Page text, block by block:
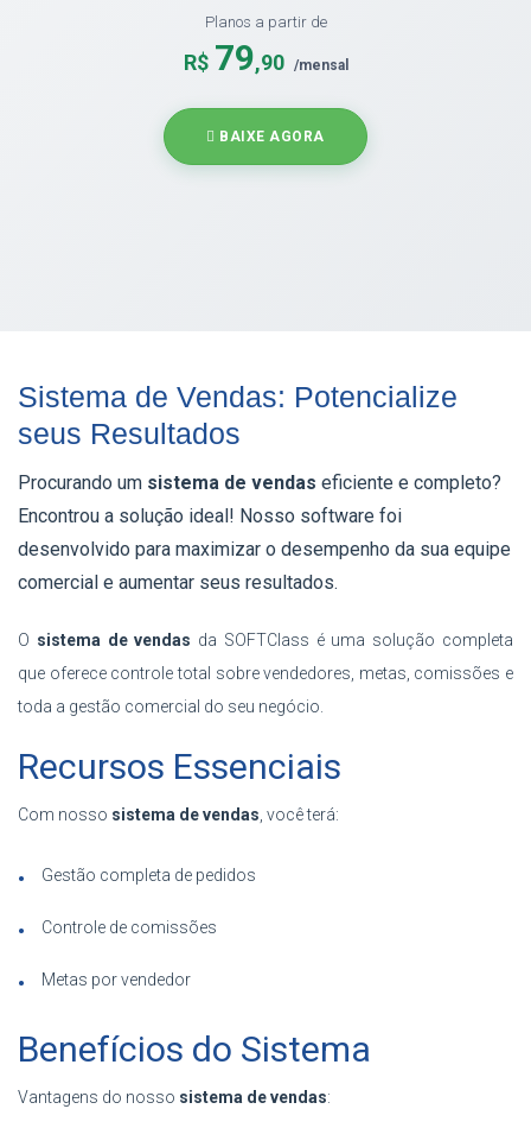
Planos a partir de
R$ 79,90 /mensal
BAIXE AGORA
Sistema de Vendas: Potencialize
seus Resultados
Procurando um sistema de vendas eficiente e completo?
Encontrou a solução ideal! Nosso software foi
desenvolvido para maximizar o desempenho da sua equipe
comercial e aumentar seus resultados.
O sistema de vendas da SOFTClass é uma solução completa
que oferece controle total sobre vendedores, metas, comissões e
toda a gestão comercial do seu negócio.
Recursos Essenciais
Com nosso sistema de vendas , você terá:
Gestão completa de pedidos
Controle de comissões
Metas por vendedor
Benefícios do Sistema
Vantagens do nosso sistema de vendas: